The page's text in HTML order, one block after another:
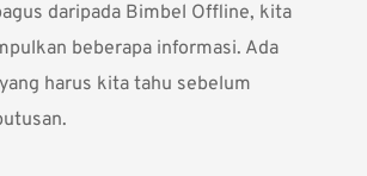
daripada Bimbel Offline, kita
beberapa informasi. Ada
harus kita tahu sebelum